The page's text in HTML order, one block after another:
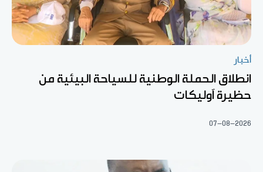
أخبار
انطلاق الحملة الوطنية للسياحة البيئية من
حظيرة آوليكات
07-08-2026